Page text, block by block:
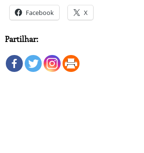
Facebook X
Partilhar: